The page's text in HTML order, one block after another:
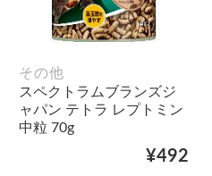
その他
スペクトラムブランズジ
ャパン テトラ レプトミン
中粒 70g
¥492